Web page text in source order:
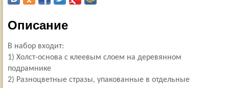
Описание
В набор входит:
1) Холст-основа с клеевым слоем на деревянном
подрамнике
2) Разноцветные стразы, упакованные в отдельные